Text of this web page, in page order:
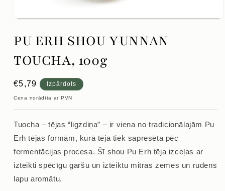
1
modālajā
PU ERH SHOU YUNNAN
TOUCHA, 100g
Parastā
cena
€5,79 Izpārdots
Cena norādīta ar PVN
Tuocha – tējas “ligzdiņa” – ir viena no tradicionālajām Pu
Erh tējas formām, kurā tēja tiek sapresēta pēc
fermentācijas procesa. Šī shou Pu Erh tēja izceļas ar
izteikti spēcīgu garšu un izteiktu mitras zemes un rudens
lapu aromātu.